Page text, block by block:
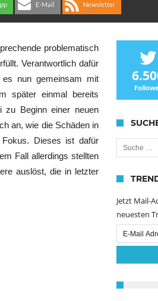
E-Mail Newsletter
problematisch
Verantwortlich dafür
es nun gemeinsam mit
später einmal bereits
zu Beginn einer neuen
an, wie die Schäden in
Dieses ist dafür
Fall allerdings stellten
auslöst, die in letzter
Suche nach:
Jetzt Mail-
neuesten
Email